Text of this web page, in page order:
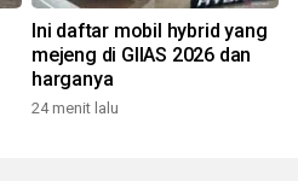
Ini daftar mobil hybrid yang
mejeng di GIIAS 2026 dan
harganya
24 menit lalu